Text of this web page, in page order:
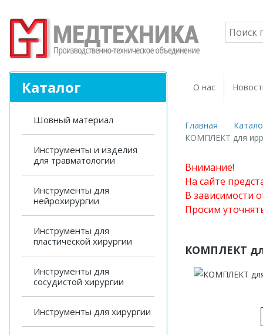
Каталог
Шовный материал
Инструменты и изделия
для травматологии
Инструменты для
нейрохирургии
Инструменты для
пластической хирургии
Инструменты для
сосудистой хирургии
Инструменты для хирургии
О нас
Главная
КОМПЛЕКТ для
Внимание!
На сайте
В зависимости
Просим
КОМПЛЕКТ